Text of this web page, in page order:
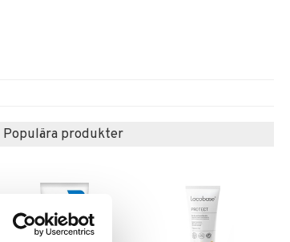
Populära produkter